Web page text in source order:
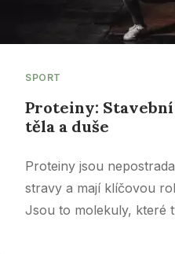
SPORT
Proteiny:
těla a duše
Proteiny jsou
stravy a mají klíčovou
Jsou to molekuly, které